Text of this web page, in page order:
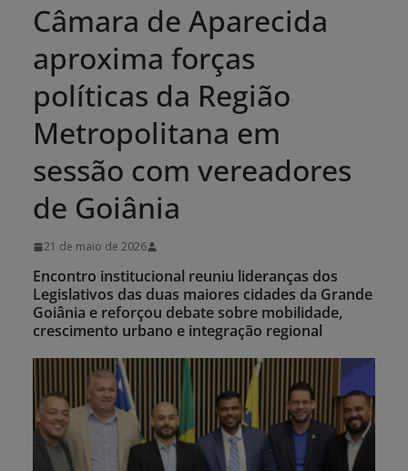
Câmara de Aparecida
aproxima forças
políticas da Região
Metropolitana em
sessão com vereadores
de Goiânia
21 de maio de 2026
Encontro institucional reuniu lideranças dos
Legislativos das duas maiores cidades da Grande
Goiânia e reforçou debate sobre mobilidade,
crescimento urbano e integração regional